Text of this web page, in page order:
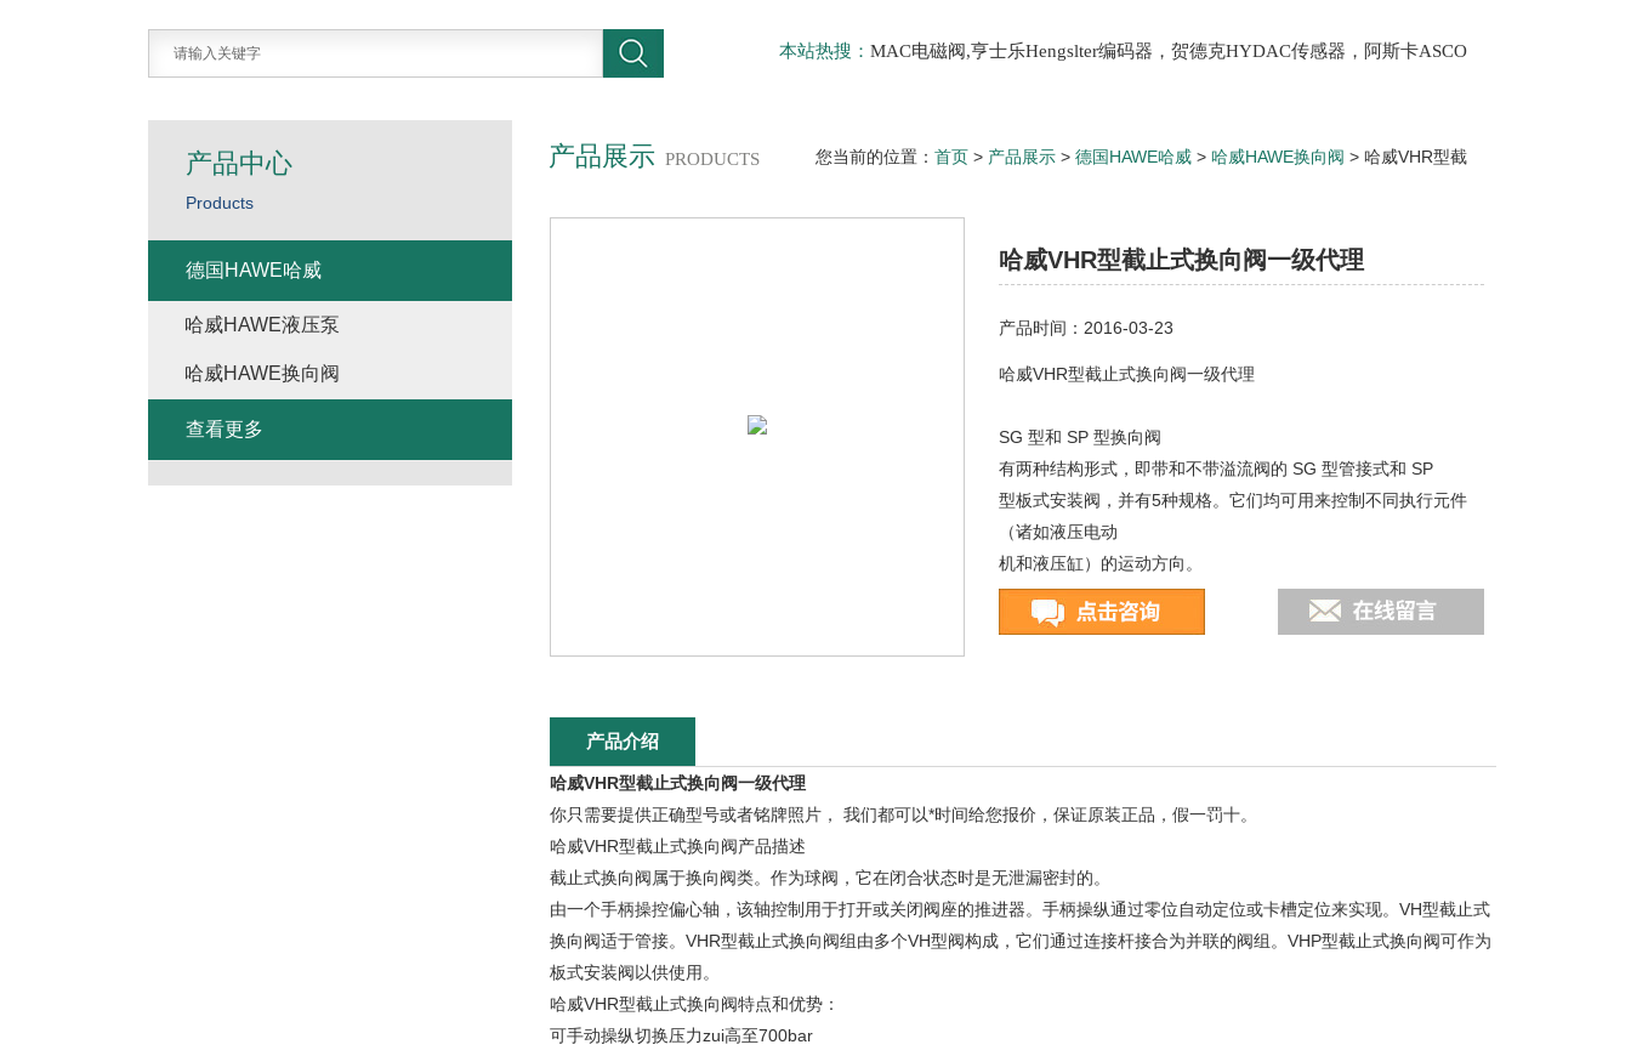
本站热搜： MAC电磁阀,亨士乐Hengslter编码器，贺德克HYDAC传感器，阿斯卡ASCO
产品展示 PRODUCTS 您当前的位置： 首页 > 产品展示 > 德国HAWE哈威 > 哈威HAWE换向阀 > 哈威VHR型截
哈威VHR型截止式换向阀一级代理
产品时间：2016-03-23
哈威VHR型截止式换向阀一级代理
SG 型和 SP 型换向阀
有两种结构形式，即带和不带溢流阀的 SG 型管接式和 SP
型板式安装阀，并有5种规格。它们均可用来控制不同执行元件
（诸如液压电动
机和液压缸）的运动方向。
产品介绍
哈威VHR型截止式换向阀一级代理
你只需要提供正确型号或者铭牌照片， 我们都可以*时间给您报价，保证原装正品，假一罚十。
哈威VHR型截止式换向阀产品描述
截止式换向阀属于换向阀类。作为球阀，它在闭合状态时是无泄漏密封的。
由一个手柄操控偏心轴，该轴控制用于打开或关闭阀座的推进器。手柄操纵通过零位自动定位或卡槽定位来实现。VH型截止式
换向阀适于管接。VHR型截止式换向阀组由多个VH型阀构成，它们通过连接杆接合为并联的阀组。VHP型截止式换向阀可作为
板式安装阀以供使用。
哈威VHR型截止式换向阀特点和优势：
可手动操纵切换压力zui高至700bar
产品中心
Products
德国HAWE哈威
哈威HAWE液压泵
哈威HAWE换向阀
查看更多